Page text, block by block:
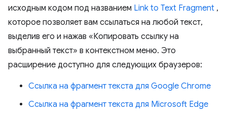
исходным кодом под названием Link to Text Fragment ,
которое позволяет вам ссылаться на любой текст,
выделив его и нажав «Копировать ссылку на
выбранный текст» в контекстном меню. Это
расширение доступно для следующих браузеров:
Ссылка на фрагмент текста для Google Chrome
Ссылка на фрагмент текста для Microsoft Edge